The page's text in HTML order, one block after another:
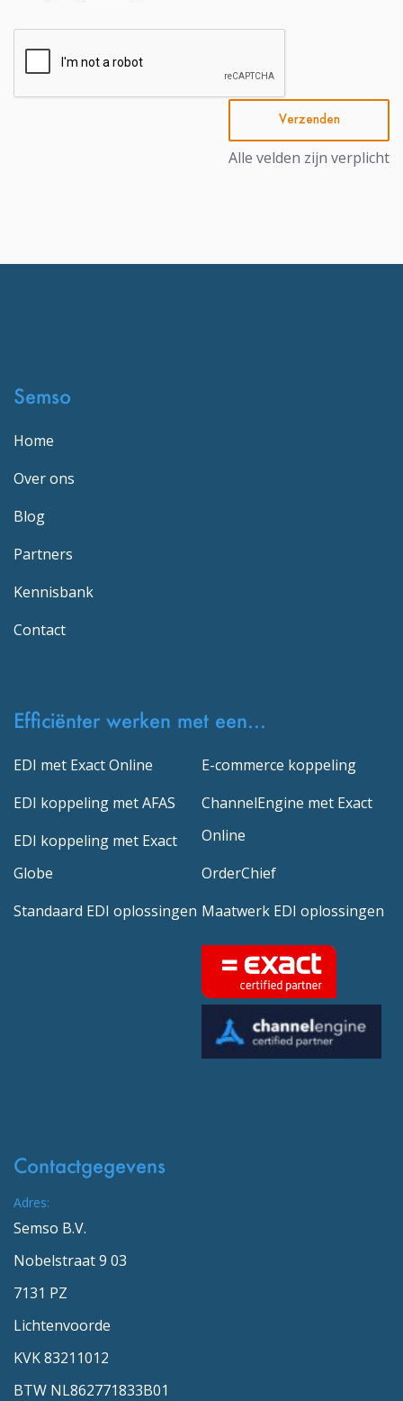
Verzenden
Alle velden zijn verplicht
Semso
Home
Over ons
Blog
Partners
Kennisbank
Contact
Efficiënter werken met een...
EDI met Exact Online
EDI koppeling met AFAS
EDI koppeling met Exact
Globe
Standaard EDI oplossingen
E-commerce koppeling
ChannelEngine met Exact
Online
OrderChief
Maatwerk EDI oplossingen
Contactgegevens
Adres:
Semso B.V.
Nobelstraat 9 03
7131 PZ
Lichtenvoorde
KVK 83211012
BTW NL862771833B01